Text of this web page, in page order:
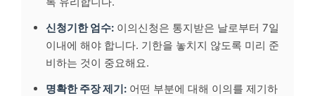
신청기한 엄수: 이의신청은 통지받은 날로부터 7일
이내에 해야 합니다. 기한을 놓치지 않도록 미리 준
비하는 것이 중요해요.
명확한 주장 제기: 어떤 부분에 대해 이의를 제기하